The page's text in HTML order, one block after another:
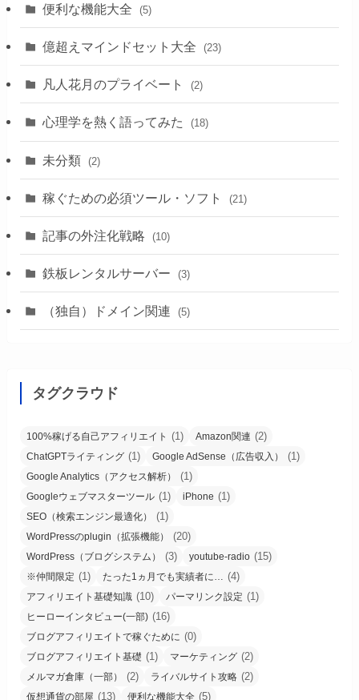
(5)
便利な機能大全 (5)
億超えマインドセット大全 (23)
凡人花月のプライベート (2)
心理学を熱く語ってみた (18)
未分類 (2)
稼ぐための必須ツール・ソフト (21)
記事の外注化戦略 (10)
鉄板レンタルサーバー (3)
（独自）ドメイン関連 (5)
タグクラウド
100%稼げる自己アフィリエイト (1) Amazon関連 (2)
ChatGPTライティング (1) Google AdSense（広告収入） (1)
Google Analytics（アクセス解析） (1)
Googleウェブマスターツール (1) iPhone (1)
SEO（検索エンジン最適化） (1)
WordPressのplugin（拡張機能） (20)
WordPress（ブログシステム） (3) youtube-radio (15)
※仲間限定 (1) たった1ヵ月でも実績者に… (4)
アフィリエイト基礎知識 (10) パーマリンク設定 (1)
ヒーローインタビュー(一部) (16)
ブログアフィリエイトで稼ぐために (0)
ブログアフィリエイト基礎 (1) マーケティング (2)
メルマガ倉庫（一部） (2) ライバルサイト攻略 (2)
仮想通貨の部屋 (13) 便利な機能大全 (5)